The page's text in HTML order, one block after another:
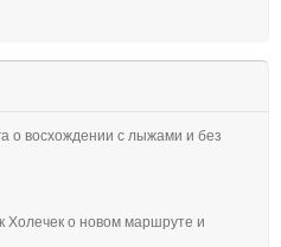
о восхождении с лыжами и без
Холечек о новом маршруте и